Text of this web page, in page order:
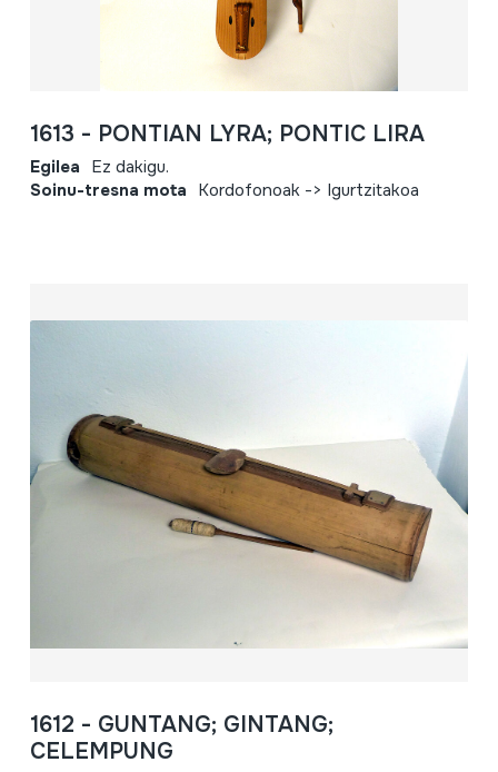
1613 - PONTIAN LYRA; PONTIC LIRA
Egilea Ez dakigu.
Soinu-tresna mota Kordofonoak -> Igurtzitakoa
1612 - GUNTANG; GINTANG;
CELEMPUNG